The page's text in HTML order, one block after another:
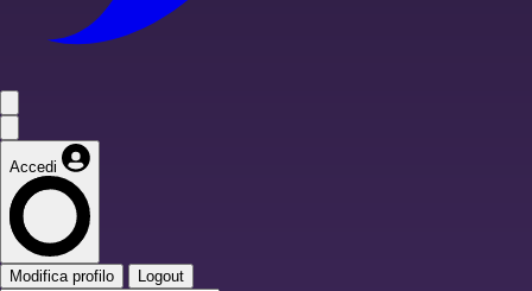
Accedi
Modifica profilo Logout